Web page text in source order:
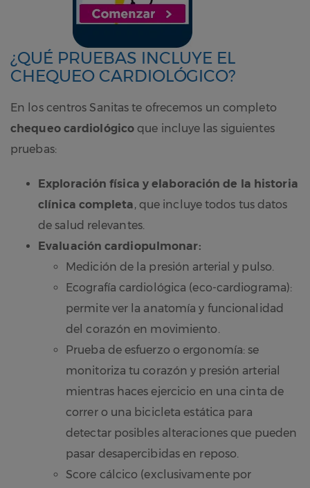
¿QUÉ PRUEBAS INCLUYE EL
CHEQUEO CARDIOLÓGICO?
En los centros Sanitas te ofrecemos un completo
chequeo cardiológico que incluye las siguientes
pruebas:
Exploración física y elaboración de la historia
clínica completa, que incluye todos tus datos
de salud relevantes.
Evaluación cardiopulmonar:
Medición de la presión arterial y pulso.
Ecografía cardiológica (eco-cardiograma):
permite ver la anatomía y funcionalidad
del corazón en movimiento.
Prueba de esfuerzo o ergonomía: se
monitoriza tu corazón y presión arterial
mientras haces ejercicio en una cinta de
correr o una bicicleta estática para
detectar posibles alteraciones que pueden
pasar desapercibidas en reposo.
Score cálcico (exclusivamente por